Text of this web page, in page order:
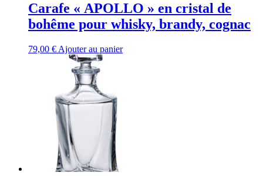
Carafe « APOLLO » en cristal de
bohême pour whisky, brandy, cognac
79,00 € Ajouter au panier